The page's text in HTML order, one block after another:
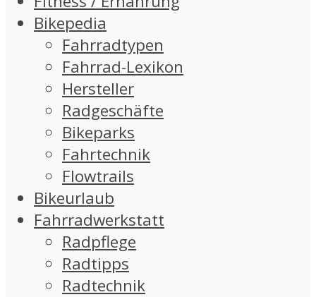
Bikepedia
Fahrradtypen
Fahrrad-Lexikon
Hersteller
Radgeschäfte
Bikeparks
Fahrtechnik
Flowtrails
Bikeurlaub
Fahrradwerkstatt
Radpflege
Radtipps
Radtechnik